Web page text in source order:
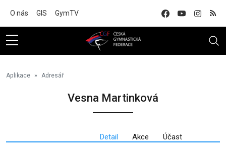
O nás GIS GymTV
Aplikace Adresář
Vesna Martinková
Detail Akce Účast